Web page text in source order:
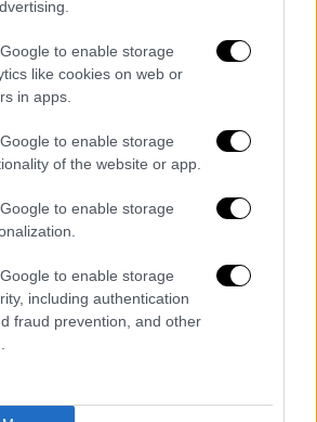
to enable storage
like cookies on web or
in apps.
to enable storage
of the website or app.
to enable storage
to enable storage
including authentication
fraud prevention, and other